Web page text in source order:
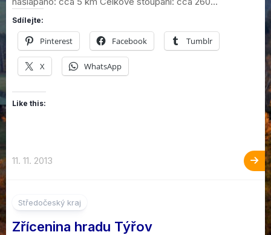
Sdílejte:
Pinterest Facebook Tumblr
X WhatsApp
Like this:
11. 11. 2013
Středočeský kraj
Zřícenina hradu Týřov